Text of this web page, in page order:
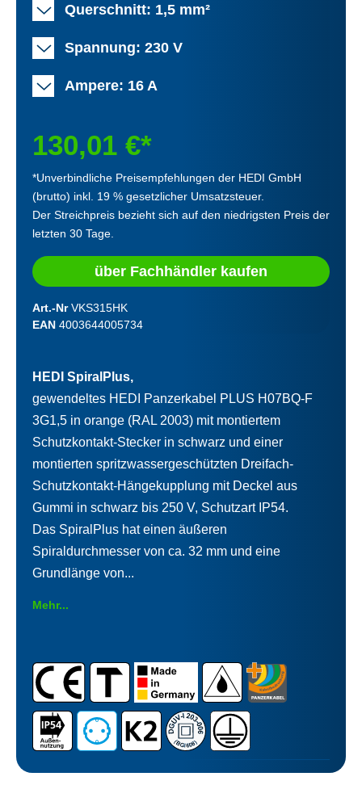
Querschnitt: 1,5 mm²
Spannung: 230 V
Ampere: 16 A
130,01 €*
*Unverbindliche Preisempfehlungen der HEDI GmbH
(brutto) inkl. 19 % gesetzlicher Umsatzsteuer.
Der Streichpreis bezieht sich auf den niedrigsten Preis der
letzten 30 Tage.
über Fachhändler kaufen
Art.-NrVKS315HK
EAN 4003644005734
HEDI SpiralPlus,
gewendeltes HEDI Panzerkabel PLUS H07BQ-F
3G1,5 in orange (RAL 2003) mit montiertem
Schutzkontakt-Stecker in schwarz und einer
montierten spritzwassergeschützten Dreifach-
Schutzkontakt-Hängekupplung mit Deckel aus
Gummi in schwarz bis 250 V, Schutzart IP54.
Das SpiralPlus hat einen äußeren
Spiraldurchmesser von ca. 32 mm und eine
Grundlänge von...
Mehr...